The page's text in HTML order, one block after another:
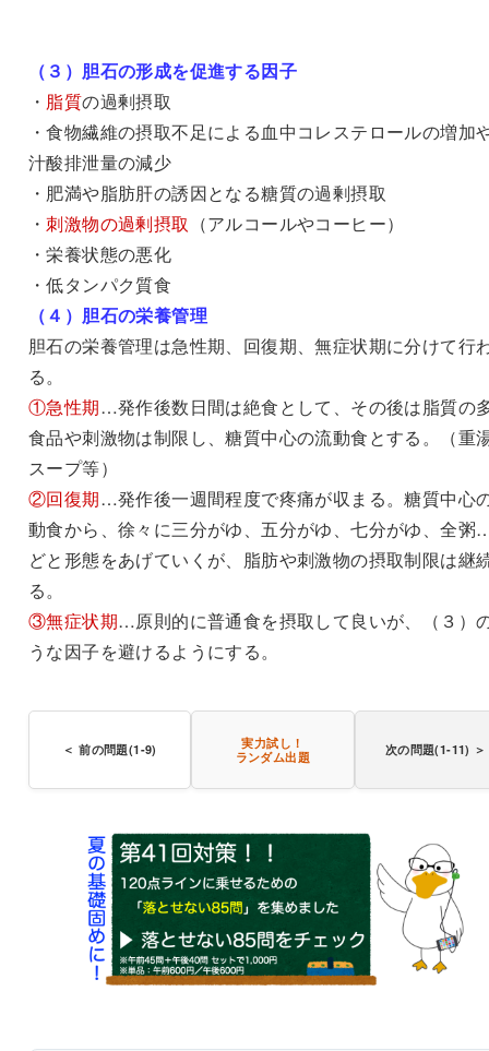
（３）胆石の形成を促進する因子
・ 脂質の過剰摂取
・食物繊維の摂取不足による血中コレステロールの増加
汁酸排泄量の減少
・肥満や脂肪肝の誘因となる糖質の過剰摂取
・刺激物の過剰摂取 （アルコールやコーヒー）
・栄養状態の悪化
・低タンパク質食
（４）胆石の栄養管理
胆石の栄養管理は急性期、回復期、無症状期に分けて行
る。
①急性期…発作後数日間は絶食として、その後は脂質の
食品や刺激物は制限し、糖質中心の流動食とする。（重
スープ等）
②回復期…発作後一週間程度で疼痛が収まる。糖質中心
動食から、徐々に三分がゆ、五分がゆ、七分がゆ、全粥
どと形態をあげていくが、脂肪や刺激物の摂取制限は継
る。
③無症状期…原則的に普通食を摂取して良いが、（３）
うな因子を避けるようにする。
＜ 前の問題(1-9)
実力試し！
ランダム出題
次の問題(1-11) ＞